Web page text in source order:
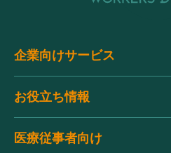
企業向けサービス
お役立ち情報
医療従事者向け